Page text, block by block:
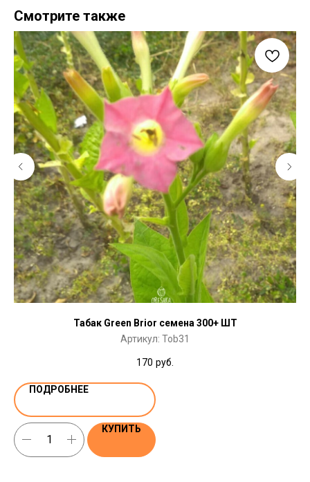
Смотрите также
Табак Green Brior семена 300+ ШТ
Артикул: Tob31
170 руб.
ПОДРОБНЕЕ
КУПИТЬ